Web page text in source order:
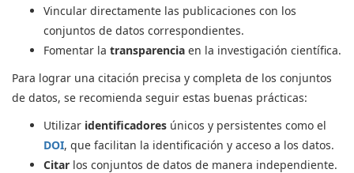
Vincular directamente las publicaciones con los
conjuntos de datos correspondientes.
Fomentar la transparencia en la investigación científica.
Para lograr una citación precisa y completa de los conjuntos
de datos, se recomienda seguir estas buenas prácticas:
Utilizar identificadores únicos y persistentes como el
DOI, que facilitan la identificación y acceso a los datos.
Citar los conjuntos de datos de manera independiente.